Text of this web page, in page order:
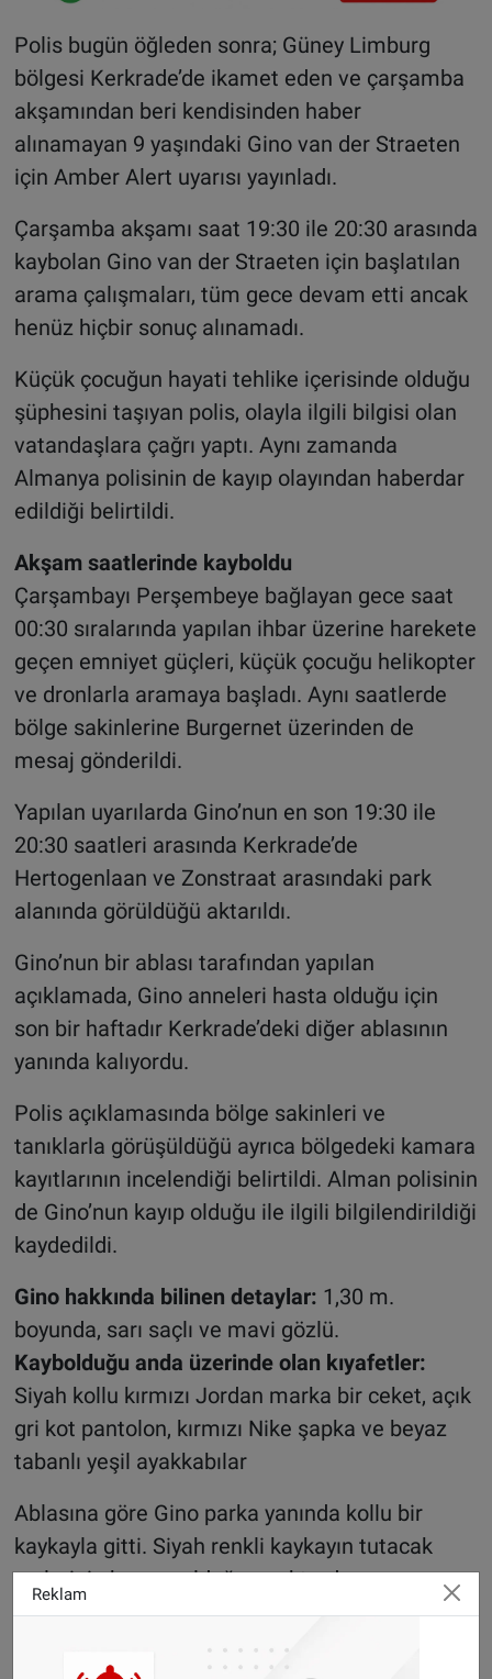
Polis bugün öğleden sonra; Güney Limburg
bölgesi Kerkrade’de ikamet eden ve çarşamba
akşamından beri kendisinden haber
alınamayan 9 yaşındaki Gino van der Straeten
için Amber Alert uyarısı yayınladı.
Çarşamba akşamı saat 19:30 ile 20:30 arasında
kaybolan Gino van der Straeten için başlatılan
arama çalışmaları, tüm gece devam etti ancak
henüz hiçbir sonuç alınamadı.
Küçük çocuğun hayati tehlike içerisinde olduğu
şüphesini taşıyan polis, olayla ilgili bilgisi olan
vatandaşlara çağrı yaptı. Aynı zamanda
Almanya polisinin de kayıp olayından haberdar
edildiği belirtildi.
Akşam saatlerinde kayboldu
Çarşambayı Perşembeye bağlayan gece saat
00:30 sıralarında yapılan ihbar üzerine harekete
geçen emniyet güçleri, küçük çocuğu helikopter
ve dronlarla aramaya başladı. Aynı saatlerde
bölge sakinlerine Burgernet üzerinden de
mesaj gönderildi.
Yapılan uyarılarda Gino’nun en son 19:30 ile
20:30 saatleri arasında Kerkrade’de
Hertogenlaan ve Zonstraat arasındaki park
alanında görüldüğü aktarıldı.
Gino’nun bir ablası tarafından yapılan
açıklamada, Gino anneleri hasta olduğu için
son bir haftadır Kerkrade’deki diğer ablasının
yanında kalıyordu.
Polis açıklamasında bölge sakinleri ve
tanıklarla görüşüldüğü ayrıca bölgedeki kamara
kayıtlarının incelendiği belirtildi. Alman polisinin
de Gino’nun kayıp olduğu ile ilgili bilgilendirildiği
kaydedildi.
Gino hakkında bilinen detaylar: 1,30 m.
boyunda, sarı saçlı ve mavi gözlü.
Kaybolduğu anda üzerinde olan kıyafetler:
Siyah kollu kırmızı Jordan marka bir ceket, açık
gri kot pantolon, kırmızı Nike şapka ve beyaz
tabanlı yeşil ayakkabılar
Ablasına göre Gino parka yanında kollu bir
kaykayla gitti. Siyah renkli kaykayın tutacak
yerlerinin kırmızı olduğunu aktardı.
görenlerin derhal
0800-6070
Reklam